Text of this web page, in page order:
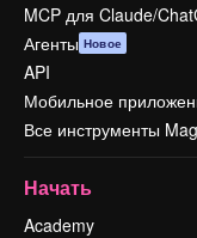
MCP для Claude/
Агенты Новое
API
Мобильное
Все инструменты
Начать
Academy